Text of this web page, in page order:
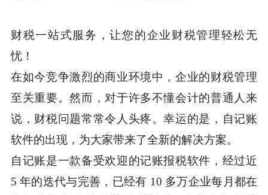
财税一站式服务，让您的企业财税管理轻松无
忧！
在如今竞争激烈的商业环境中，企业的财税管理
至关重要。然而，对于许多不懂会计的普通人来
说，财税问题常常令人头疼。幸运的是，自记账
软件的出现，为大家带来了全新的解决方案。
自记账是一款备受欢迎的记账报税软件，经过近
5 年的迭代与完善，已经有 10 多万企业每月都在